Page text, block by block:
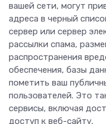
вашей сети, могут
адреса в черный
сервер или сервер
рассылки спама,
распространения
обеспечения, базы
пометить ваш
пользователей. Это
сервисы, включая
доступ к веб-сайту.